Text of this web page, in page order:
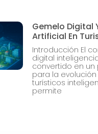
Gemelo Digital
Artificial En
Introducción El
digital
convertido en
para la
turísticos
permite